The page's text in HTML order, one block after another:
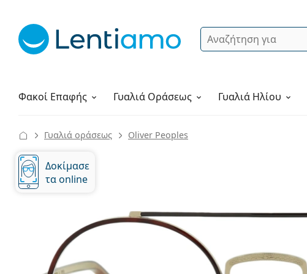
Αναζήτηση
Φακοί Επαφής
Υγρά φακών ΓυαλιάΟράσεως Γυαλιά Ηλίου
Πώς να παραγγείλετε
Γυαλιά οράσεως Oliver Peoples
Δοκίμασε
τα online